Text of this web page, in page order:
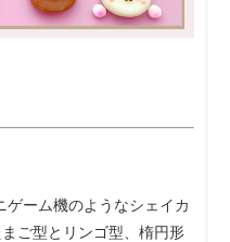
ーム機のようなシェイカ
ご型とリンゴ型、楕円形